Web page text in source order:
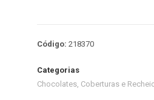
Código: 218370
Categorias
Chocolates, Coberturas e